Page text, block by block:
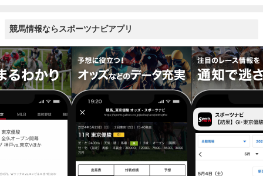
競馬情報ならスポーツナビアプリ